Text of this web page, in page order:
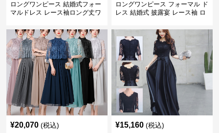
ロングワンピース 結婚式フォー
マルドレス レース袖ロング丈ワ
ロングワンピース フォーマル ド
レス 結婚式 披露宴 レース袖 ロ
¥20,070 (税込) ¥15,160 (税込)